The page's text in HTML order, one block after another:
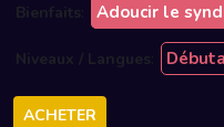
Bienfaits Adoucir le
Niveaux / Langues
ACHETER